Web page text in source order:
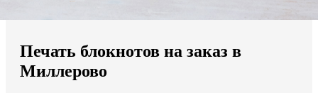
Мы доставляем по всему миру
Продолжить без города
Печать блокнотов на заказ в
Миллерово